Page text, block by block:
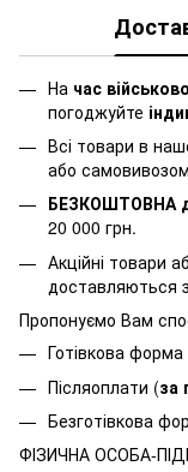
На час
погоджуйте
Всі товари в
або
БЕЗКОШТОВНА
20 000 грн.
Акційні товари
доставляються
Пропонуємо Вам
Готівкова форма
Післяоплати (за
Безготівкова
ФІЗИЧНА ОСОБА-